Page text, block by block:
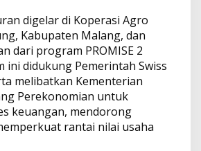
digelar di Koperasi Agro
Kabupaten Malang, dan
dari program PROMISE 2
ini didukung Pemerintah Swiss
melibatkan Kementerian
Perekonomian untuk
keuangan, mendorong
rantai nilai usaha